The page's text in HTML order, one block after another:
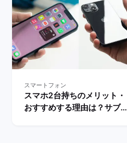
スマートフォン
スマホ2台持ちのメリット・
おすすめする理由は？サブス